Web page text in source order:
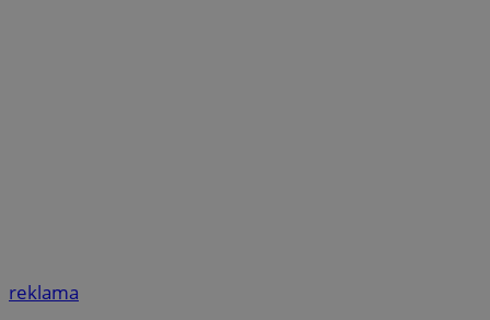
reklama